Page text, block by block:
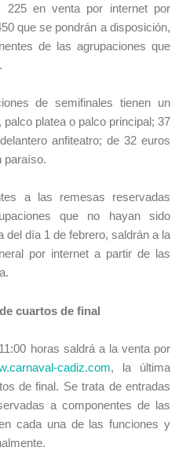
225 en venta por internet por
que se pondrán a disposición,
de las agrupaciones que
de semifinales tienen un
platea o palco principal; 37
anfiteatro; de 32 euros
paraíso.
a las remesas reservadas
que no hayan sido
del día 1 de febrero, saldrán a la
por internet a partir de las
cuartos de final
horas saldrá a la venta por
cadiz.com, la última
de final. Se trata de entradas
a componentes de las
cada una de las funciones y